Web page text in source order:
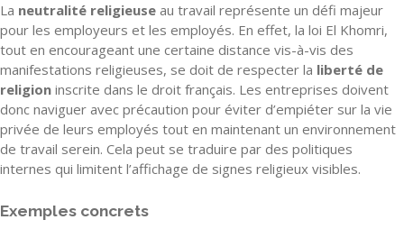
La neutralité religieuse au travail représente un défi majeur
pour les employeurs et les employés. En effet, la loi El Khomri,
tout en encourageant une certaine distance vis-à-vis des
manifestations religieuses, se doit de respecter la liberté de
religion inscrite dans le droit français. Les entreprises doivent
donc naviguer avec précaution pour éviter d’empiéter sur la vie
privée de leurs employés tout en maintenant un environnement
de travail serein. Cela peut se traduire par des politiques
internes qui limitent l’affichage de signes religieux visibles.
Exemples concrets